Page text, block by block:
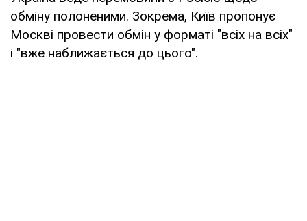
обміну полоненими. Зокрема, Київ пропонує
Москві провести обмін у форматі "всіх на всіх"
і "вже наближається до цього".